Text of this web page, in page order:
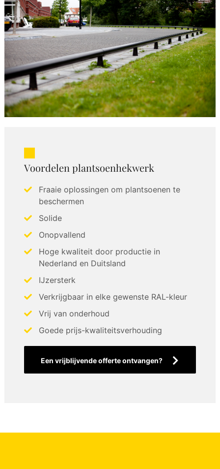
Voordelen plantsoenhekwerk
Fraaie oplossingen om plantsoenen te
beschermen
Solide
Onopvallend
Hoge kwaliteit door productie in
Nederland en Duitsland
IJzersterk
Verkrijgbaar in elke gewenste RAL-kleur
Vrij van onderhoud
Goede prijs-kwaliteitsverhouding
Een vrijblijvende offerte ontvangen?